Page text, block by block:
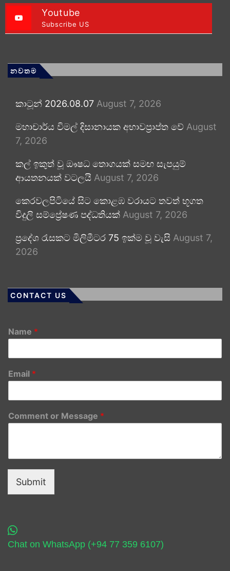
Youtube
Subscribe US
නවතම
කාටූන් 2026.08.07 August 7, 2026
මහාචාර්ය විමල් දිසානායක අභාවප්‍රාප්ත වේ August
7, 2026
කල් ඉකුත් වූ ඖෂධ තොගයක් සමඟ සැපයුම්
ආයතනයක් වටලයි August 7, 2026
කෙරවලපිටියේ සිට කොළඹ වරායට තවත් භූගත
විදුලි සම්ප්‍රේෂණ පද්ධතියක් August 7, 2026
ප්‍රදේශ රැසකට මිලිමීටර 75 ඉක්ම වූ වැසි August 7,
2026
CONTACT US
Name *
Email *
Comment or Message *
Submit
Chat on WhatsApp (+94 77 359 6107)